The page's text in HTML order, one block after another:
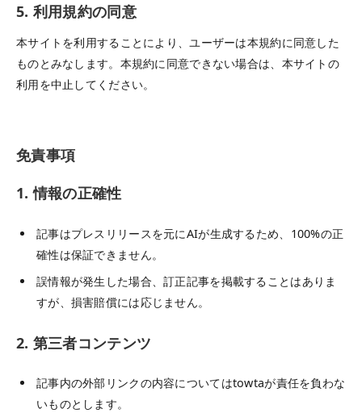
5. 利用規約の同意
本サイトを利用することにより、ユーザーは本規約に同意した
ものとみなします。本規約に同意できない場合は、本サイトの
利用を中止してください。
免責事項
1. 情報の正確性
記事はプレスリリースを元にAIが生成するため、100%の正
確性は保証できません。
誤情報が発生した場合、訂正記事を掲載することはありま
すが、損害賠償には応じません。
2. 第三者コンテンツ
記事内の外部リンクの内容についてはtowtaが責任を負わな
いものとします。